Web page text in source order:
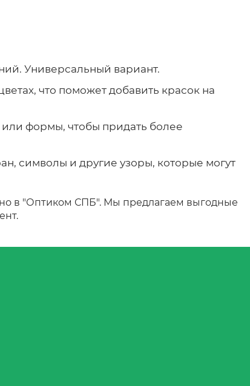
Универсальный вариант.
что поможет добавить красок на
формы, чтобы придать более
символы и другие узоры, которые могут
в "Оптиком СПБ". Мы предлагаем выгодные